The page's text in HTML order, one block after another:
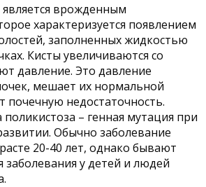
врожденным
характеризуется появлением
заполненных жидкостью
Кисты увеличиваются со
давление. Это давление
мешает их нормальной
почечную недостаточность.
– генная мутация при
Обычно заболевание
20-40 лет, однако бывают
заболевания у детей и людей